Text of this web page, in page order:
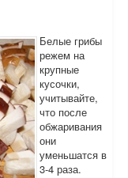
Белые грибы
режем на
крупные
кусочки,
учитывайте,
что после
обжаривания
они
уменьшатся в
3-4 раза.